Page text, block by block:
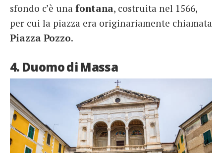
sfondo c’è una fontana, costruita nel 1566,
per cui la piazza era originariamente chiamata
Piazza Pozzo.
4. Duomo di Massa